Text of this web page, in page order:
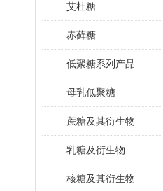
艾杜糖
赤藓糖
低聚糖系列产品
母乳低聚糖
蔗糖及其衍生物
乳糖及衍生物
核糖及其衍生物